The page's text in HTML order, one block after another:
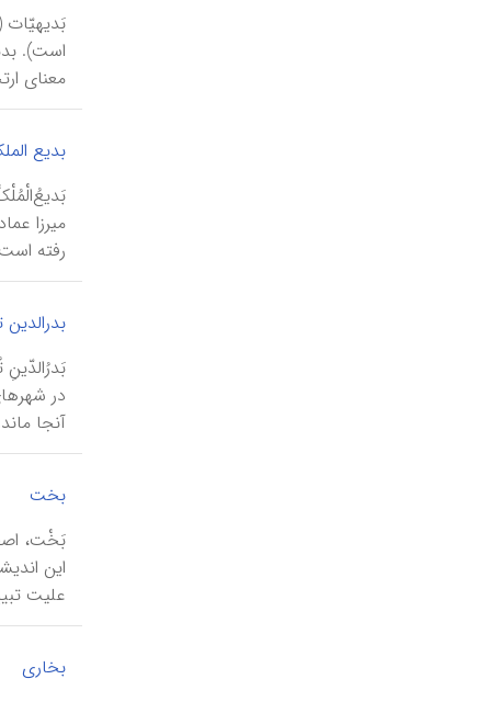
بَدیهیّات
است).
معنای
بدیع
میرزا
رفته
آنجا
بخت
بَخْت،
این
علیت
بخاری